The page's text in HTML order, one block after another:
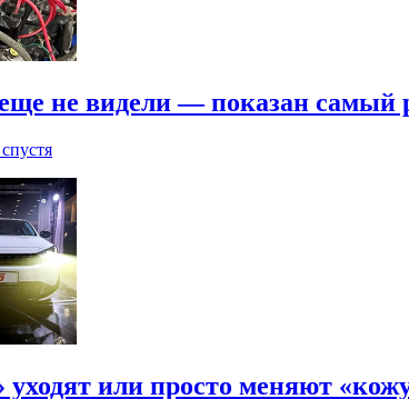
не видели — показан самый
или просто меняют